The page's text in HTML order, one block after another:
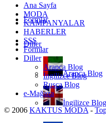
Formlar
Diller
Arapça Blog
İngilizce Blog
Ana Sayfa
MODA
KAMPANYALAR
HABERLER
SSS
Formlar
Diller
Arapça Blog
İngilizce Blog
Rusça Blog
e-Mağaza
© 2006 KAKTUS MODA -